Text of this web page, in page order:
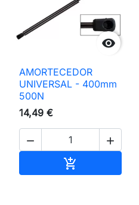

AMORTECEDOR
UNIVERSAL - 400mm
500N
14,49 €
 
